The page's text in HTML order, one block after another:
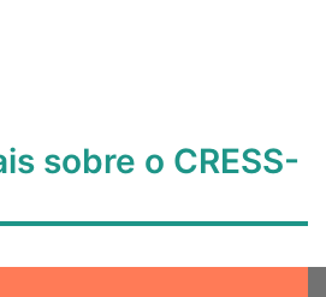
sobre o CRESS-